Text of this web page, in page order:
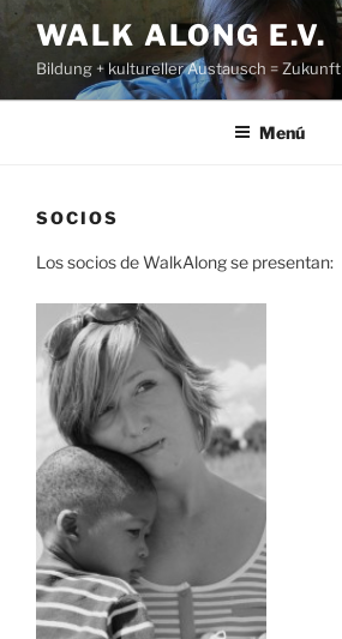
Saltar
al
contenido
WALK ALONG E.V.
Bildung + kultureller Austausch = Zukunft
Menú
SOCIOS
Los socios de WalkAlong se presentan: